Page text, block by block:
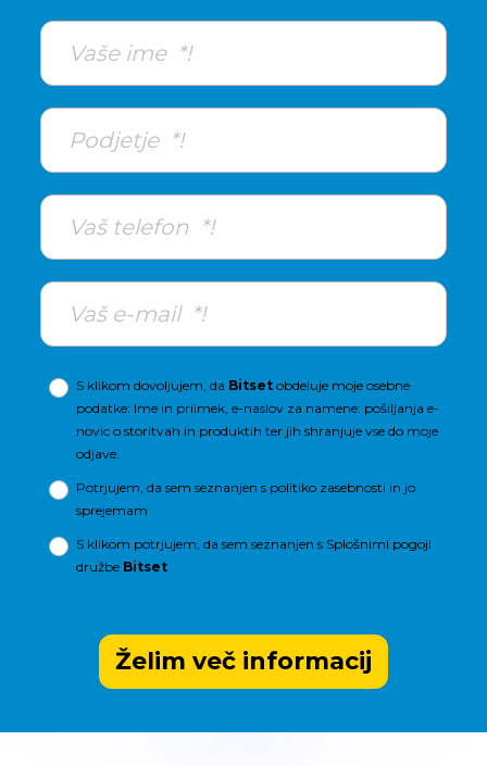
S klikom dovoljujem, da Bitset obdeluje moje osebne
podatke: Ime in priimek, e-naslov za namene: pošiljanja e-
novic o storitvah in produktih ter jih shranjuje vse do moje
odjave.
Potrjujem, da sem seznanjen s politiko zasebnosti in jo
sprejemam
S klikom potrjujem, da sem seznanjen s Splošnimi pogoji
družbe Bitset